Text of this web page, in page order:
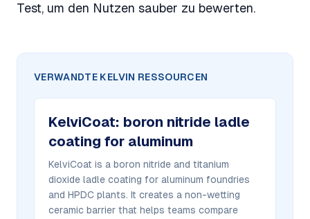
Test, um den Nutzen sauber zu bewerten.
VERWANDTE KELVIN RESSOURCEN
KelviCoat: boron nitride ladle
coating for aluminum
KelviCoat is a boron nitride and titanium
dioxide ladle coating for aluminum foundries
and HPDC plants. It creates a non-wetting
ceramic barrier that helps teams compare